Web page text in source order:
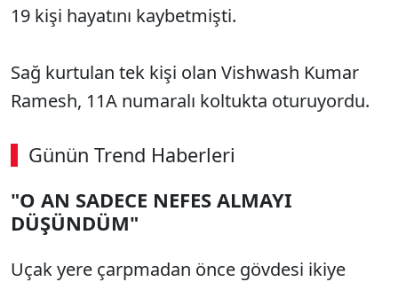
19 kişi hayatını kaybetmişti.
Sağ kurtulan tek kişi olan Vishwash Kumar
Ramesh, 11A numaralı koltukta oturuyordu.
Günün Trend Haberleri
"O AN SADECE NEFES ALMAYI
DÜŞÜNDÜM"
Uçak yere çarpmadan önce gövdesi ikiye